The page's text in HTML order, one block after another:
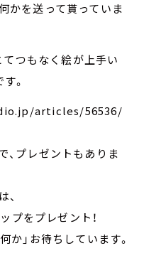
かを送って貰っていま
てつもなく絵が上手い
。
articles/56536/
、プレゼントもありま
プをプレゼント！
か」お待ちしています。